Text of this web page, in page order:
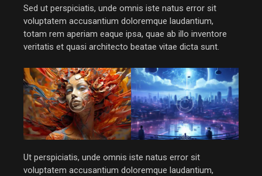
Sed ut perspiciatis, unde omnis iste natus error sit
voluptatem accusantium doloremque laudantium,
totam rem aperiam eaque ipsa, quae ab illo inventore
veritatis et quasi architecto beatae vitae dicta sunt.
Ut perspiciatis, unde omnis iste natus error sit
voluptatem accusantium doloremque laudantium,